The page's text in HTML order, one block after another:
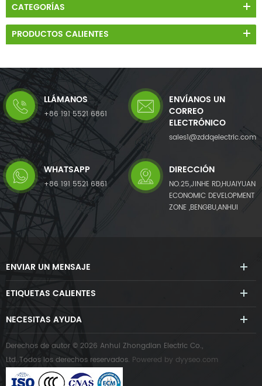
CATEGORÍAS
PRODUCTOS CALIENTES
LLÁMANOS
+86 191 5521 6861
ENVÍANOS UN
CORREO
ELECTRÓNICO
sales1@zddqelectric.com
WHATSAPP
+86 191 5521 6861
DIRECCIÓN
NO.25,JINHE RD,HUAIYUAN
ECONOMIC DEVELOPMENT
ZONE ,BENGBU,ANHUI
ENVIAR UN MENSAJE
ETIQUETAS CALIENTES
NECESITAS AYUDA
Derechos de autor © 2026 Anhui Zhongdian Electric Co.,
Ltd..Todos los derechos reservados. Powered by dyyseo.com